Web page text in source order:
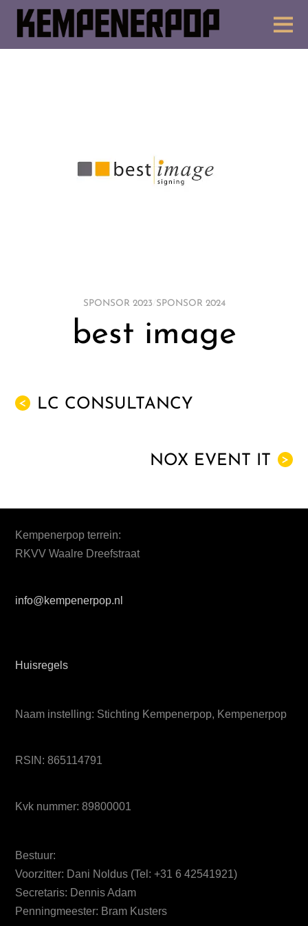
SPONSOR 2023 SPONSOR 2024
best image
< LC CONSULTANCY
>
NOX EVENT IT
Kempenerpop terrein:
RKVV Waalre Dreefstraat
info@kempenerpop.nl
Huisregels
Naam instelling: Stichting Kempenerpop, Kempenerpop
RSIN: 865114791
Kvk nummer: 89800001
Bestuur:
Voorzitter: Dani Noldus (Tel: +31 6 42541921)
Secretaris: Dennis Adam
Penningmeester: Bram Kusters